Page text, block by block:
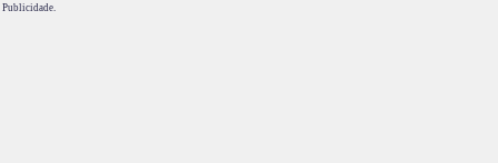
Publicidade.